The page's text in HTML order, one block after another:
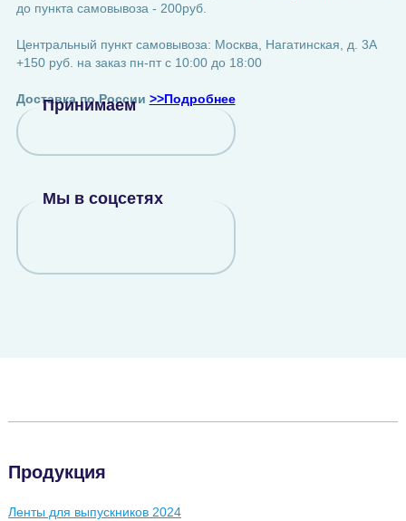
до пункта самовывоза - 200руб.
Центральный пункт самовывоза: Москва, Нагатинская, д. 3А
+150 руб. на заказ пн-пт с 10:00 до 18:00
Доставка по России >>Подробнее
Принимаем
Мы в соцсетях
Продукция
Ленты для выпускников 2024